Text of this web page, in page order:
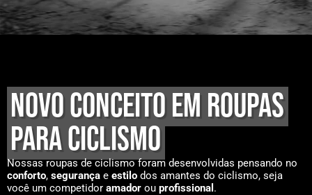
NOVO CONCEITO EM ROUPAS
PARA CICLISMO
Nossas roupas de ciclismo foram desenvolvidas pensando no
conforto, segurança e estilo dos amantes do ciclismo, seja
você um competidor amador ou profissional .